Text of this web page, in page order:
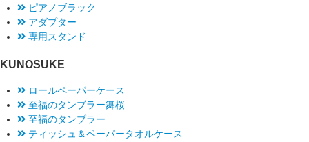
ピアノブラック
アダプター
専用スタンド
KUNOSUKE
ロールペーパーケース
至福のタンブラー舞桜
至福のタンブラー
ティッシュ＆ペーパータオルケース